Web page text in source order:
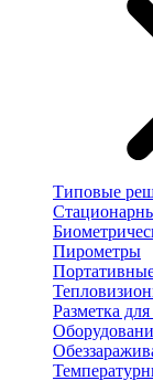
Типовые
Пирометры
Разметка